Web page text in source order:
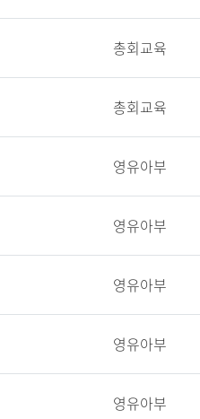
총회교육
총회교육
영유아부
영유아부
영유아부
영유아부
영유아부